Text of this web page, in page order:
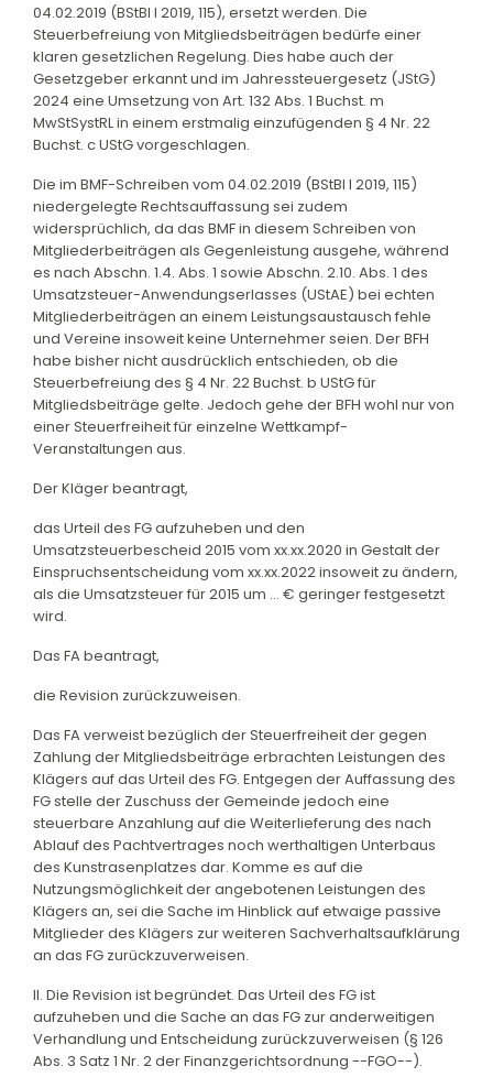
04.02.2019 (BStBl I 2019, 115), ersetzt werden. Die
Steuerbefreiung von Mitgliedsbeiträgen bedürfe einer
klaren gesetzlichen Regelung. Dies habe auch der
Gesetzgeber erkannt und im Jahressteuergesetz (JStG)
2024 eine Umsetzung von Art. 132 Abs. 1 Buchst. m
MwStSystRL in einem erstmalig einzufügenden § 4 Nr. 22
Buchst. c UStG vorgeschlagen.
Die im BMF-Schreiben vom 04.02.2019 (BStBl I 2019, 115)
niedergelegte Rechtsauffassung sei zudem
widersprüchlich, da das BMF in diesem Schreiben von
Mitgliederbeiträgen als Gegenleistung ausgehe, während
es nach Abschn. 1.4. Abs. 1 sowie Abschn. 2.10. Abs. 1 des
Umsatzsteuer-Anwendungserlasses (UStAE) bei echten
Mitgliederbeiträgen an einem Leistungsaustausch fehle
und Vereine insoweit keine Unternehmer seien. Der BFH
habe bisher nicht ausdrücklich entschieden, ob die
Steuerbefreiung des § 4 Nr. 22 Buchst. b UStG für
Mitgliedsbeiträge gelte. Jedoch gehe der BFH wohl nur von
einer Steuerfreiheit für einzelne Wettkampf-
Veranstaltungen aus.
Der Kläger beantragt,
das Urteil des FG aufzuheben und den
Umsatzsteuerbescheid 2015 vom xx.xx.2020 in Gestalt der
Einspruchsentscheidung vom xx.xx.2022 insoweit zu ändern,
als die Umsatzsteuer für 2015 um ... € geringer festgesetzt
wird.
Das FA beantragt,
die Revision zurückzuweisen.
Das FA verweist bezüglich der Steuerfreiheit der gegen
Zahlung der Mitgliedsbeiträge erbrachten Leistungen des
Klägers auf das Urteil des FG. Entgegen der Auffassung des
FG stelle der Zuschuss der Gemeinde jedoch eine
steuerbare Anzahlung auf die Weiterlieferung des nach
Ablauf des Pachtvertrages noch werthaltigen Unterbaus
des Kunstrasenplatzes dar. Komme es auf die
Nutzungsmöglichkeit der angebotenen Leistungen des
Klägers an, sei die Sache im Hinblick auf etwaige passive
Mitglieder des Klägers zur weiteren Sachverhaltsaufklärung
an das FG zurückzuverweisen.
II. Die Revision ist begründet. Das Urteil des FG ist
aufzuheben und die Sache an das FG zur anderweitigen
Verhandlung und Entscheidung zurückzuverweisen (§ 126
Abs. 3 Satz 1 Nr. 2 der Finanzgerichtsordnung --FGO--).